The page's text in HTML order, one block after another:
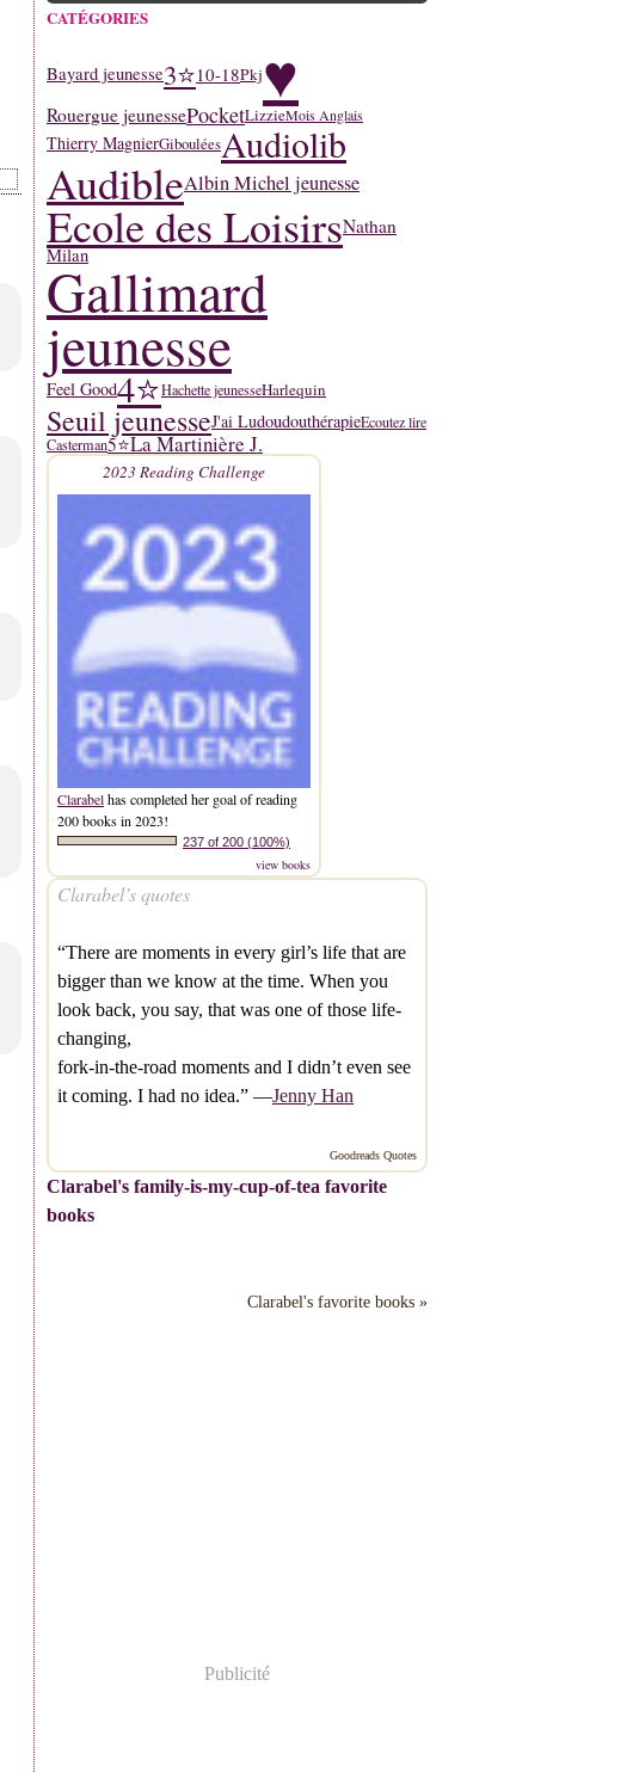
CATÉGORIES
Bayard jeunesse3⭐10-18Pkj♥
Rouergue jeunessePocketLizzieMois Anglais
Thierry MagnierGibouléesAudiolib
AudibleAlbin Michel jeunesse
Ecole des LoisirsNathan
Milan
Gallimard
jeunesse
Feel Good4⭐Hachette jeunesseHarlequin
Seuil jeunesseJ'ai LudoudouthérapieEcoutez lire
Casterman5⭐La Martinière J.
2023 Reading Challenge
Clarabelhas completed her goal of reading
200 books in 2023!
237 of 200 (100%)
view books
Clarabel’s quotes
“There are moments in every girl’s life that are
bigger than we know at the time. When you
look back, you say, that was one of those life-
changing,
fork-in-the-road moments and I didn’t even see
it coming. I had no idea.” —Jenny Han
Goodreads Quotes
Clarabel's family-is-my-cup-of-tea favorite
books
Clarabel's favorite books »
Publicité